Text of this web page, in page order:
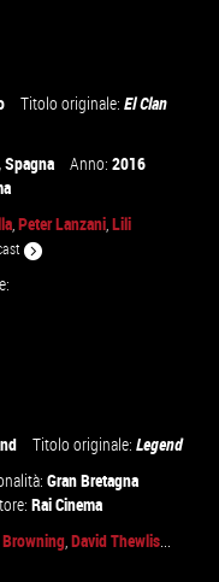
Titolo originale:El Clan
Spagna Anno:2016
,Peter Lanzani,Lili
Titolo originale:Legend
Gran Bretagna
Rai Cinema
,David Thewlis...